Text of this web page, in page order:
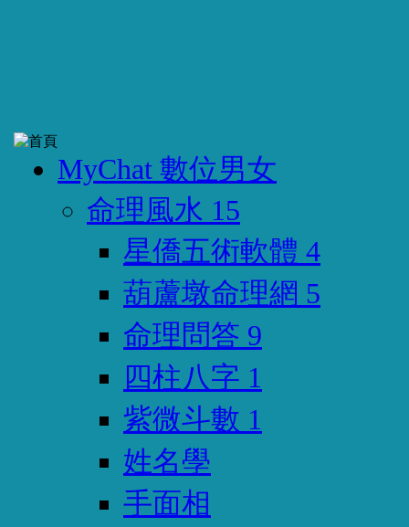
MyChat 數位男女
命理風水 15
星僑五術軟體 4
葫蘆墩命理網 5
命理問答 9
四柱八字 1
紫微斗數 1
姓名學
手面相